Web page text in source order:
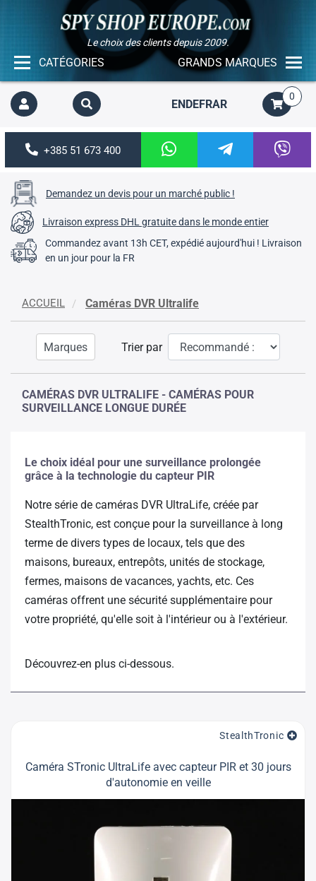
Le choix des clients depuis 2009.
GRANDS MARQUES
CATÉGORIES
ENDEFRAR
0
+385 51 673 400
Demandez un devis pour un marché public !
Livraison express DHL gratuite dans le monde entier
Commandez avant 13h CET, expédié aujourd'hui ! Livraison
en un jour pour la FR
ACCUEIL Caméras DVR Ultralife
Marques Trier par
CAMÉRAS DVR ULTRALIFE - CAMÉRAS POUR
SURVEILLANCE LONGUE DURÉE
Le choix idéal pour une surveillance prolongée
grâce à la technologie du capteur PIR
Notre série de caméras DVR UltraLife, créée par
StealthTronic, est conçue pour la surveillance à long
terme de divers types de locaux, tels que des
maisons, bureaux, entrepôts, unités de stockage,
fermes, maisons de vacances, yachts, etc. Ces
caméras offrent une sécurité supplémentaire pour
votre propriété, qu'elle soit à l'intérieur ou à l'extérieur.
Découvrez-en plus ci-dessous.
StealthTronic
Caméra STronic UltraLife avec capteur PIR et 30 jours
d'autonomie en veille